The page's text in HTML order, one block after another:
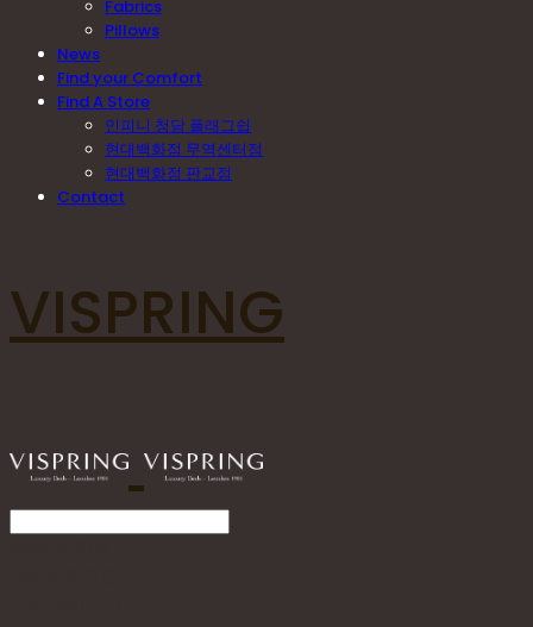
Fabrics
Pillows
News
Find your Comfort
Find A Store
인피니 청담 플래그쉽
현대백화점 무역센터점
현대백화점 판교점
Contact
VISPRING